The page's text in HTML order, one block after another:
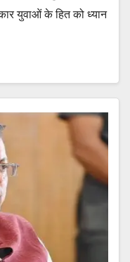
युवाओं के हित को ध्यान